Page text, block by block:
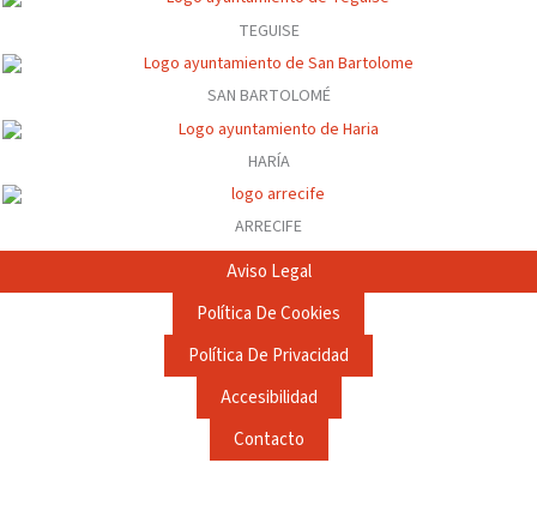
TEGUISE
SAN BARTOLOMÉ
HARÍA
ARRECIFE
Aviso Legal
Política De Cookies
Política De Privacidad
Accesibilidad
Contacto